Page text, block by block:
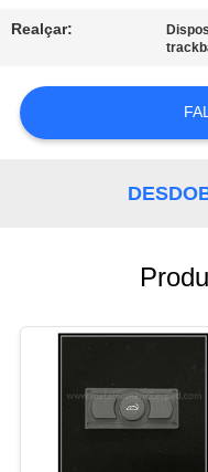
PEÇA
CITAÇÕES
PRIVACY
Realçar: